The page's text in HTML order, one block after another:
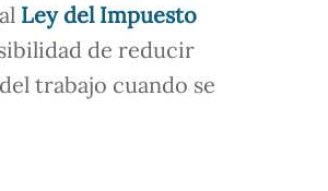
Ley del Impuesto
de reducir
trabajo cuando se